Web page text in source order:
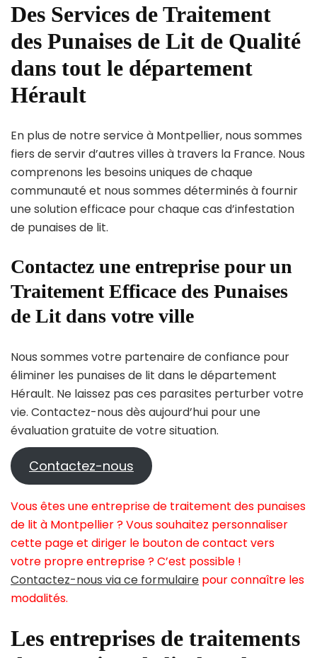
Des Services de Traitement
des Punaises de Lit de Qualité
dans tout le département
Hérault
En plus de notre service à Montpellier, nous sommes
fiers de servir d’autres villes à travers la France. Nous
comprenons les besoins uniques de chaque
communauté et nous sommes déterminés à fournir
une solution efficace pour chaque cas d’infestation
de punaises de lit.
Contactez une entreprise pour un
Traitement Efficace des Punaises
de Lit dans votre ville
Nous sommes votre partenaire de confiance pour
éliminer les punaises de lit dans le département
Hérault. Ne laissez pas ces parasites perturber votre
vie. Contactez-nous dès aujourd’hui pour une
évaluation gratuite de votre situation.
Contactez-nous
Vous êtes une entreprise de traitement des punaises
de lit à Montpellier ? Vous souhaitez personnaliser
cette page et diriger le bouton de contact vers
votre propre entreprise ? C’est possible !
Contactez-nous via ce formulaire pour connaître les
modalités.
Les entreprises de traitements